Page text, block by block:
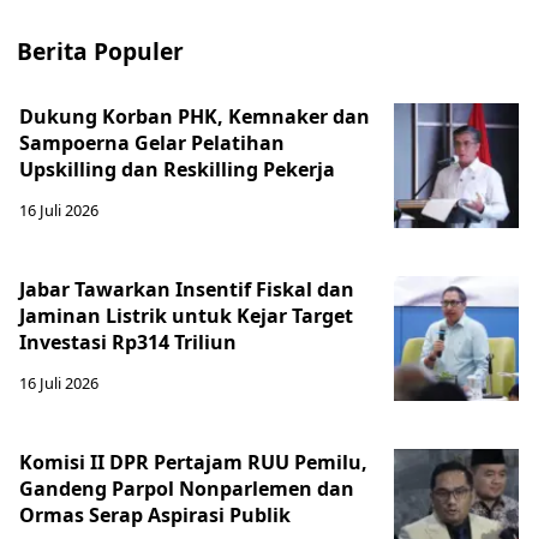
Berita Populer
Dukung Korban PHK, Kemnaker dan
Sampoerna Gelar Pelatihan
Upskilling dan Reskilling Pekerja
16 Juli 2026
Jabar Tawarkan Insentif Fiskal dan
Jaminan Listrik untuk Kejar Target
Investasi Rp314 Triliun
16 Juli 2026
Komisi II DPR Pertajam RUU Pemilu,
Gandeng Parpol Nonparlemen dan
Ormas Serap Aspirasi Publik